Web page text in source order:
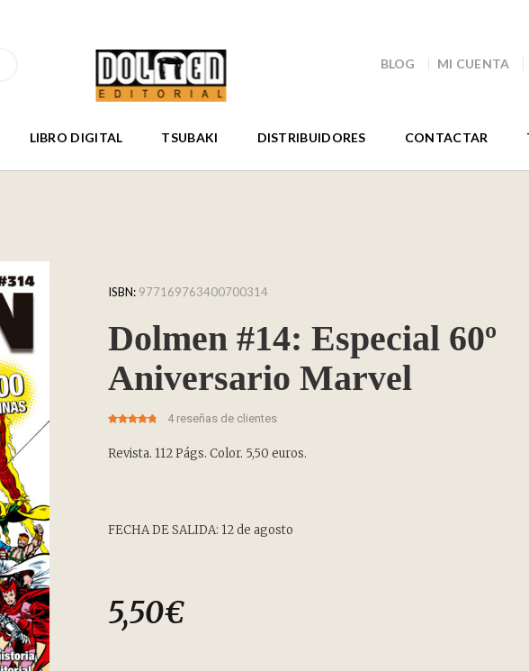
BLOG MI CUENTA
LIBRO DIGITAL TSUBAKI DISTRIBUIDORES CONTACTAR
ISBN: 977169763400700314
Dolmen #14: Especial 60º
Aniversario Marvel
customer
ratings
4reseñas de clientes
Revista. 112 Págs. Color. 5,50 euros.
FECHA DE SALIDA: 12 de agosto
5,50€